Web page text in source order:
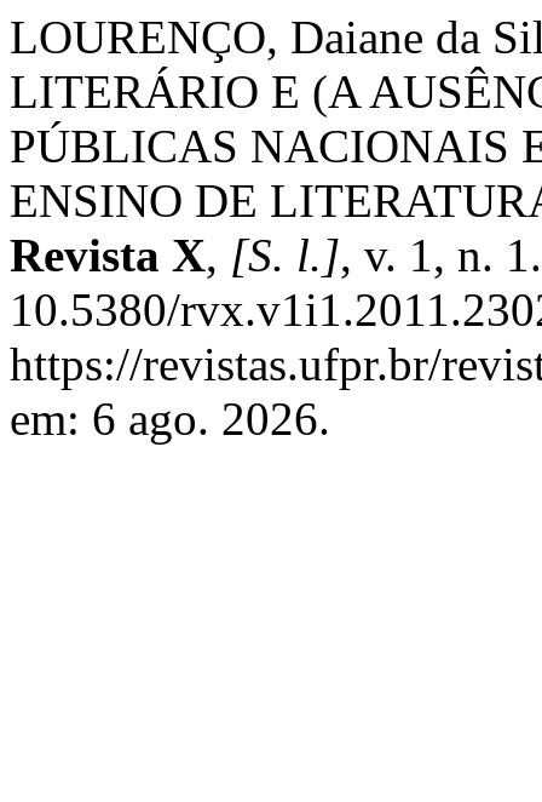
LOURENÇO, Daiane da
LITERÁRIO E (A
PÚBLICAS NACIONAIS
ENSINO DE
Revista X, [S. l.], v. 1, n.
10.5380/
https://revistas.ufpr.br/
em: 6 ago. 2026.